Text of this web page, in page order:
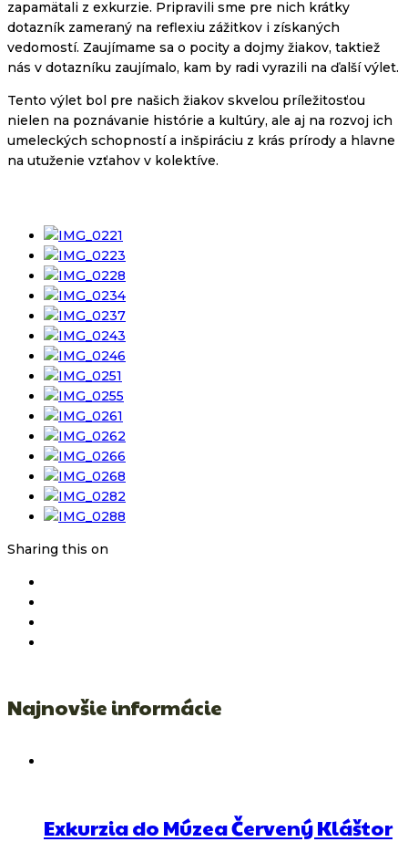
zapamätali z exkurzie. Pripravili sme pre nich krátky
dotazník zameraný na reflexiu zážitkov i získaných
vedomostí. Zaujímame sa o pocity a dojmy žiakov, taktiež
nás v dotazníku zaujímalo, kam by radi vyrazili na ďalší výlet.
Tento výlet bol pre našich žiakov skvelou príležitosťou
nielen na poznávanie histórie a kultúry, ale aj na rozvoj ich
umeleckých schopností a inšpiráciu z krás prírody a hlavne
na utuženie vzťahov v kolektíve.
Sharing this on
Najnovšie informácie
Exkurzia do Múzea Červený Kláštor